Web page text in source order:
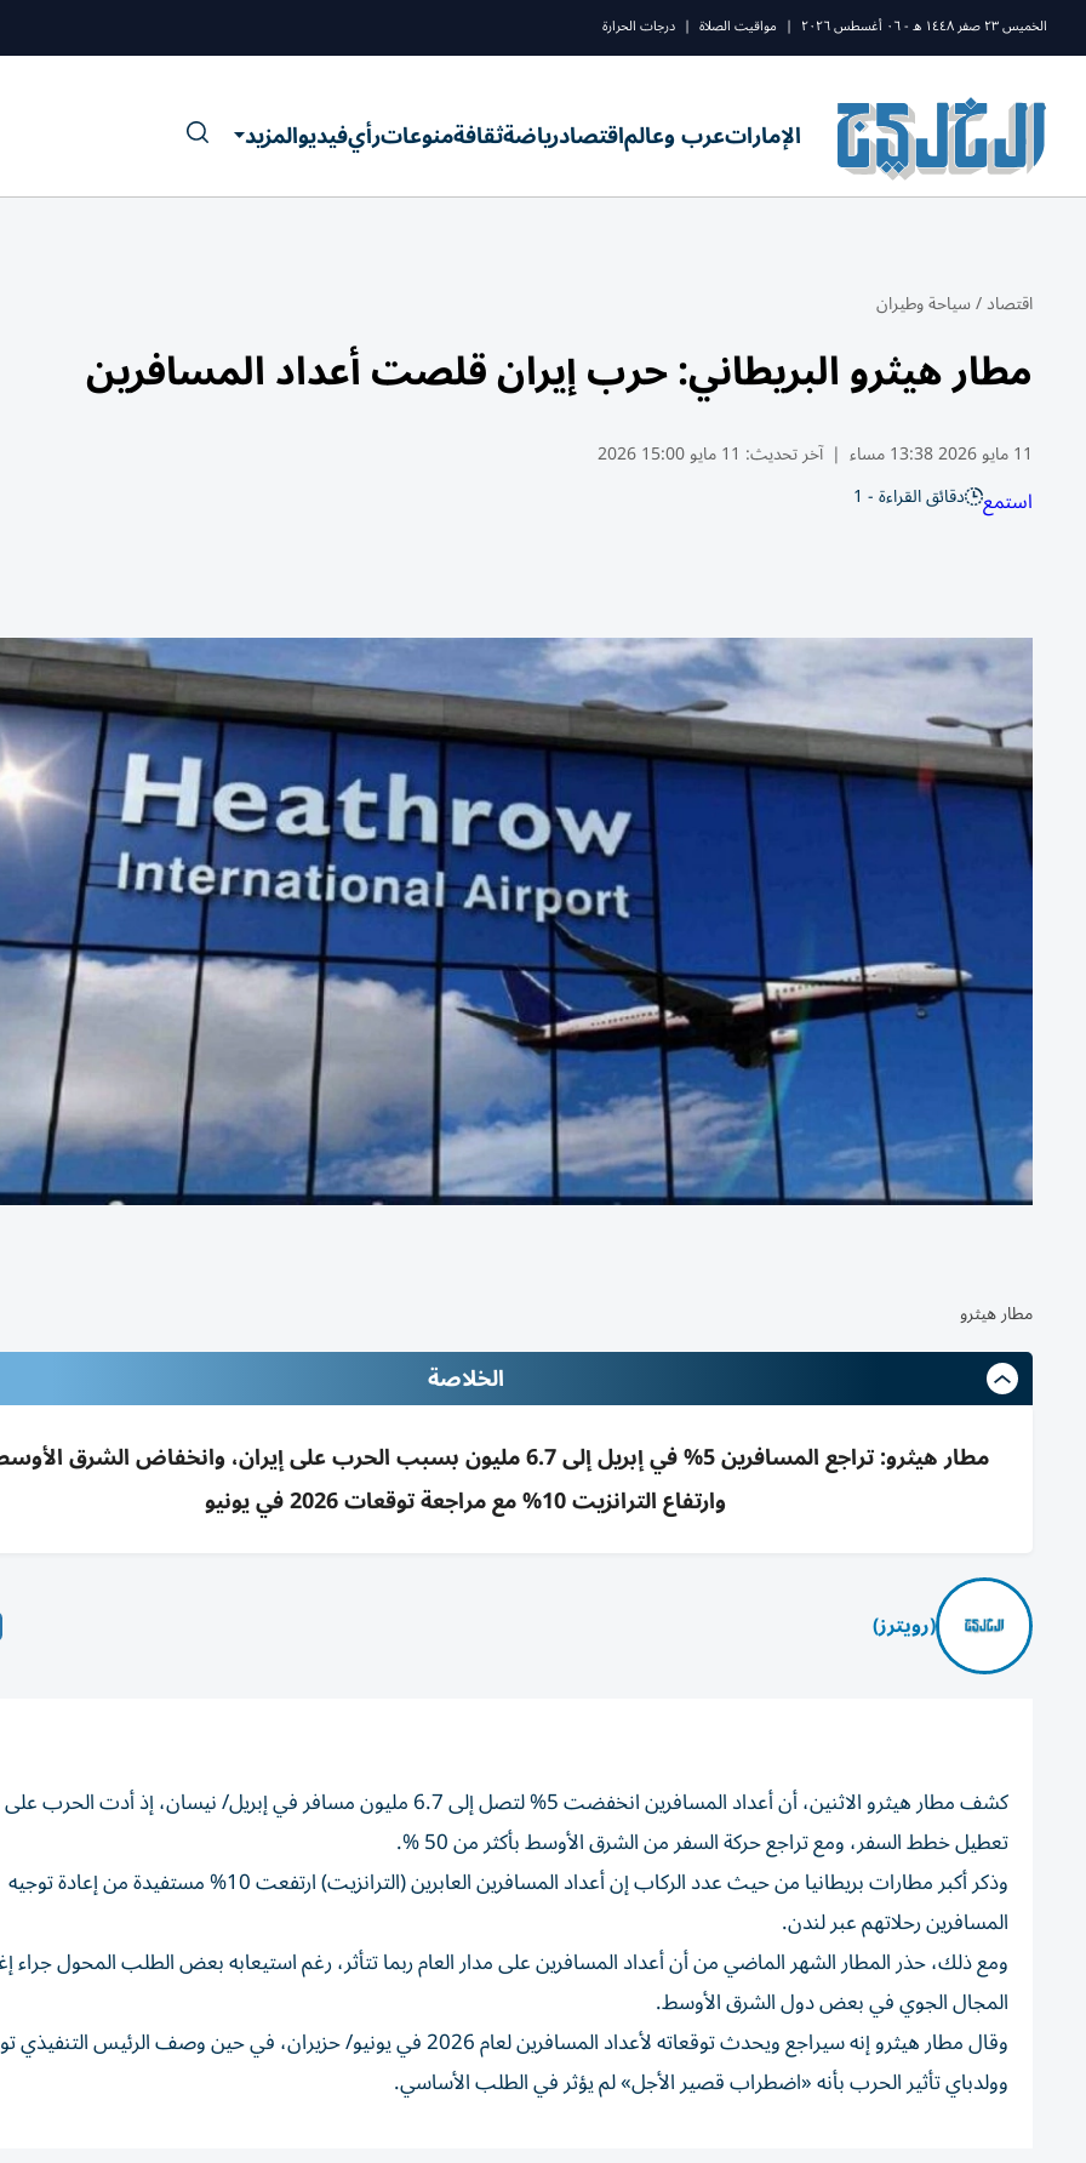
الخميس ٢٣ صفر ١٤٤٨ ه - ٠٦ أغسطس ٢٠٢٦ | مواقيت الصلاة | درجات الحرارة
الإماراتعرب وعالماقتصادرياضةثقافةمنوعاترأيفيديوالمزيد
اقتصاد/سياحة وطيران
مطار هيثرو البريطاني: حرب إيران قلصت أعداد المسافرين
11 مايو 2026 13:38 مساء | آخر تحديث: 11 مايو 15:00 2026
استمع دقائق القراءة - 1
مطار هيثرو
الخلاصة
وارتفاع الترانزيت 10% مع مراجعة توقعات 2026 في يونيو
(رويترز)
كشف مطار هيثرو الاثنين، أن أعداد المسافرين انخفضت 5% لتصل ​إلى ⁠6.7 مليون مسافر في إبريل/ ‌نيسان، إذ
تعطيل خطط السفر، ‌ومع تراجع حركة السفر من الشرق ⁠الأوسط بأكثر من 50 %.
وذكر أكبر مطارات بريطانيا من حيث عدد الركاب إن أعداد المسافرين العابرين (الترانزيت) ارتفعت 10% ​مستفيدة من إعادة توجيه
المسافرين رحلاتهم ‌عبر لندن.
ومع ذلك، حذر المطار الشهر الماضي من أن ⁠أعداد المسافرين على مدار العام ربما تتأثر، رغم استيعابه بعض الطلب ​المحول ‌جراء
المجال الجوي في ‌بعض دول الشرق الأوسط.
وقال مطار هيثرو إنه سيراجع ويحدث توقعاته ‌لأعداد المسافرين لعام ‌2026 في ⁠يونيو/ حزيران، في ‌حين وصف الرئيس
وولدباي تأثير الحرب بأنه «اضطراب ⁠قصير الأجل» لم ​يؤثر في الطلب الأساسي.